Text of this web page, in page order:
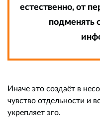
естественно, от
подменять
Иначе это создаёт в
чувство отдельности и
укрепляет эго.